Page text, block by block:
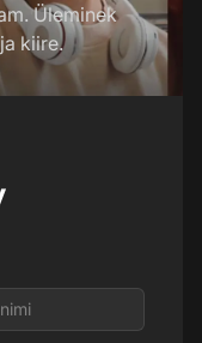
Üleminek
kiire.